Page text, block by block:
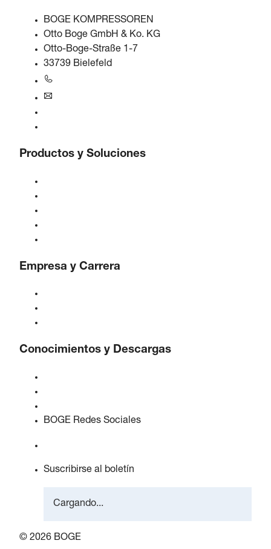
BOGE KOMPRESSOREN
Otto Boge GmbH & Ko. KG
Otto-Boge-Straße 1-7
33739 Bielefeld
Productos y Soluciones
Empresa y Carrera
Conocimientos y Descargas
BOGE Redes Sociales
Suscribirse al boletín
Cargando...
© 2026 BOGE